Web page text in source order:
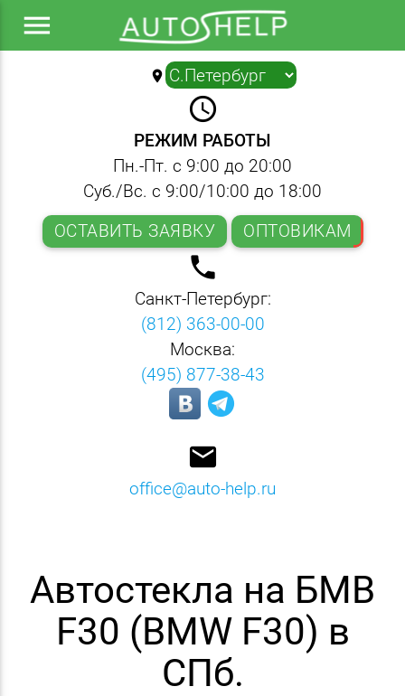
menu
location_on ▼
query_builder
РЕЖИМ РАБОТЫ
Пн.-Пт. с 9:00 до 20:00
Суб./Вс. с 9:00/10:00 до 18:00
ОСТАВИТЬ ЗАЯВКУ
ОПТОВИКАМ
local_phone
Санкт-Петербург:
(812) 363-00-00
Москва:
(495) 877-38-43
email
office@auto-help.ru
Автостекла на БМВ
F30 (BMW F30) в
СПб.